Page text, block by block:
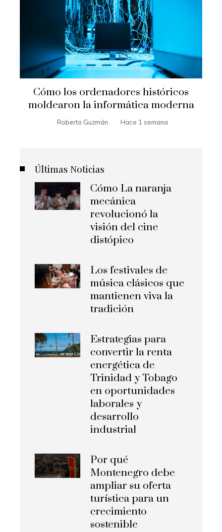
Cómo los ordenadores históricos
moldearon la informática moderna
Roberto Guzmán Hace 1 semana
Últimas Noticias
Cómo La naranja
mecánica
revolucionó la
visión del cine
distópico
Los festivales de
música clásicos que
mantienen viva la
tradición
Estrategias para
convertir la renta
energética de
Trinidad y Tobago
en oportunidades
laborales y
desarrollo
industrial
Por qué
Montenegro debe
ampliar su oferta
turística para un
crecimiento
sostenible